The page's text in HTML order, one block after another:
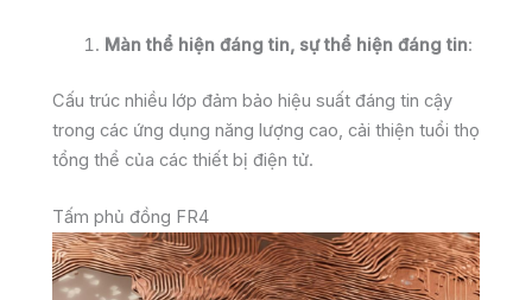
Màn thể hiện đáng tin, sự thể hiện đáng tin:
Cấu trúc nhiều lớp đảm bảo hiệu suất đáng tin cậy
trong các ứng dụng năng lượng cao, cải thiện tuổi thọ
tổng thể của các thiết bị điện tử.
Tấm phủ đồng FR4